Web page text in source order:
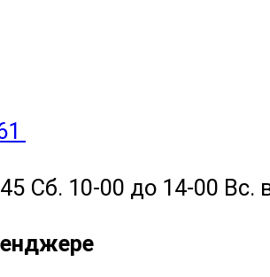
Сб. 10-00 до 14-00 Вс.